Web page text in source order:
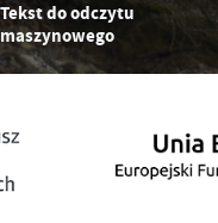
Tekst do odczytu
maszynowego